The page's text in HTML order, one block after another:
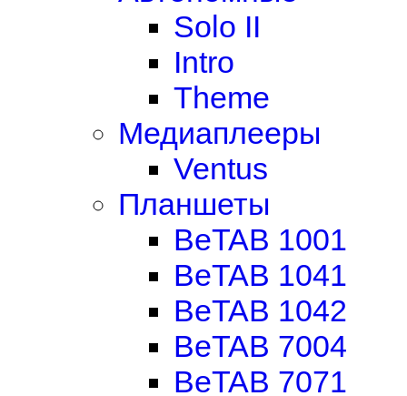
Solo II
Intro
Theme
Медиаплееры
Ventus
Планшеты
BeTAB 1001
BeTAB 1041
BeTAB 1042
BeTAB 7004
BeTAB 7071